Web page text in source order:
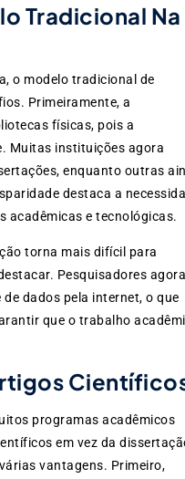
Tradicional Na
o modelo tradicional de
Primeiramente, a
físicas, pois a
Muitas instituições agora
enquanto outras
destaca a
acadêmicas e tecnológicas.
torna mais difícil para
Pesquisadores agora
dados pela internet, o que
que o trabalho
programas acadêmicos
em vez da
vantagens. Primeiro,